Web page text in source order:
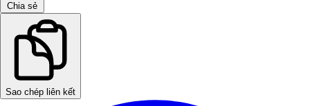
Chia sẻ
Sao chép liên kết